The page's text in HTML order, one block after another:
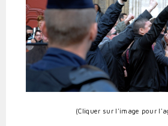
(Cliquer sur l'image pour